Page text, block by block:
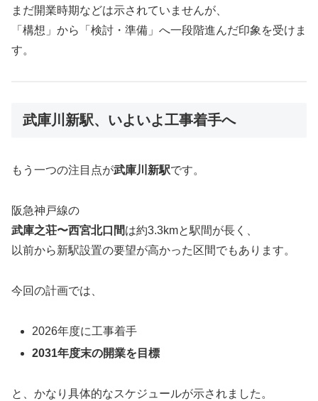
まだ開業時期などは示されていませんが、
「構想」から「検討・準備」へ一段階進んだ印象を受けま
す。
武庫川新駅、いよいよ工事着手へ
もう一つの注目点が武庫川新駅です。
阪急神戸線の
武庫之荘〜西宮北口間は約3.3kmと駅間が長く、
以前から新駅設置の要望が高かった区間でもあります。
今回の計画では、
2026年度に工事着手
2031年度末の開業を目標
と、かなり具体的なスケジュールが示されました。